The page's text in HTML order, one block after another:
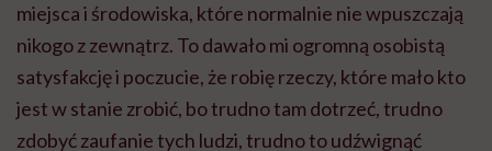
miejsca i środowiska, które normalnie nie wpuszczają
nikogo z zewnątrz. To dawało mi ogromną osobistą
satysfakcję i poczucie, że robię rzeczy, które mało kto
jest w stanie zrobić, bo trudno tam dotrzeć, trudno
zdobyć zaufanie tych ludzi, trudno to udźwignąć